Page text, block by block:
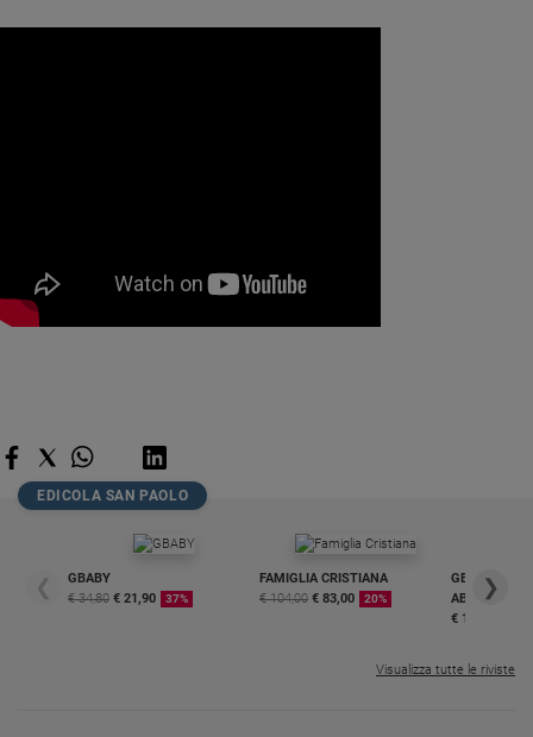
EDICOLA SAN PAOLO
❮
GBABY
€ 34,80 € 21,90 37%
FAMIGLIA CRISTIANA
€ 104,00 € 83,00 20%
GBABY
€ 16,99
❯
Visualizza tutte le riviste